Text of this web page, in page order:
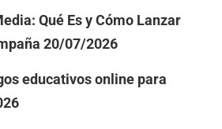
Qué Es y Cómo Lanzar
20/07/2026
educativos online para